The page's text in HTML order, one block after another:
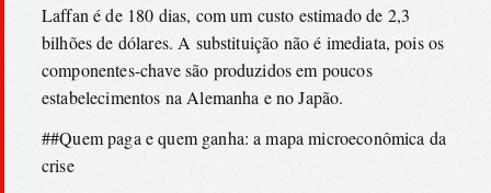
Laffan é de 180 dias, com um custo estimado de 2,3
bilhões de dólares. A substituição não é imediata, pois os
componentes-chave são produzidos em poucos
estabelecimentos na Alemanha e no Japão.
##Quem paga e quem ganha: a mapa microeconômica da
crise